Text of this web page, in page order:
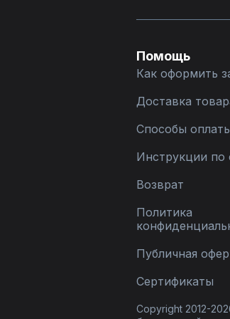
Помощь
Как оформить
Доставка
Способы
Инструкции по
Возврат
Политика
Публичная
Сертификаты
Copyright 2012-